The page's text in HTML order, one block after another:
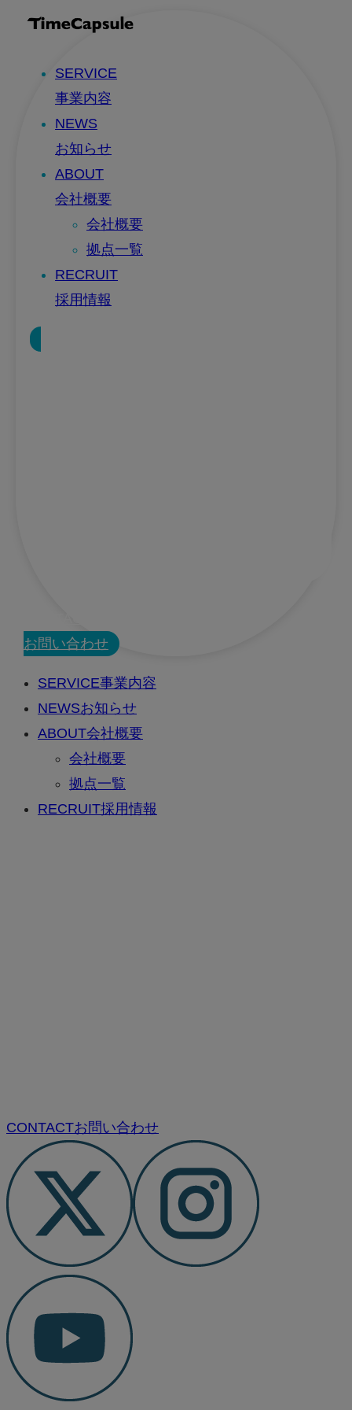
SERVICE
事業内容
NEWS
お知らせ
ABOUT
会社概要
会社概要
拠点一覧
RECRUIT
採用情報
お問い合わせ
SERVICE事業内容
NEWSお知らせ
ABOUT会社概要
会社概要
拠点一覧
RECRUIT採用情報
CONTACTお問い合わせ